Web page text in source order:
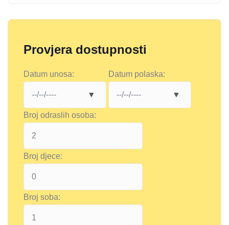
Provjera dostupnosti
Datum unosa: Datum polaska:
Broj odraslih osoba:
Broj djece:
Broj soba: